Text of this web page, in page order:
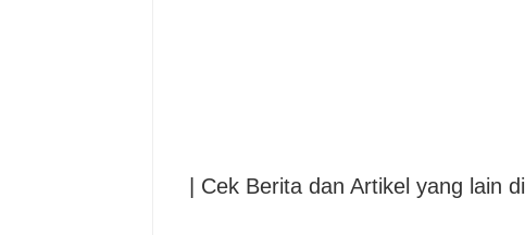
| Cek Berita dan Artikel yang lain di